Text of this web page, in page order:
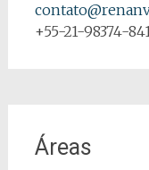
+55-21-98374-
Áreas